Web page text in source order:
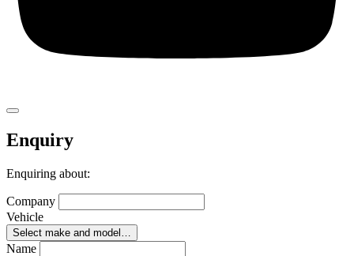
Enquiry
Enquiring about:
Company
Vehicle
Select make and model…
Name